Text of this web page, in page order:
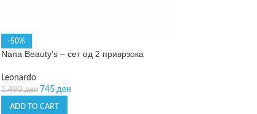
-50%
Nana Beauty’s – сет од 2 приврзока
Leonardo
1.490ден 745 ден
ADD TO CART